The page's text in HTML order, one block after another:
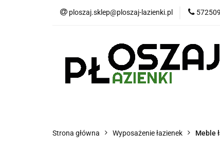
ploszaj.sklep@ploszaj-lazienki.pl
Płytki
Wyposażenie
Strona główna Wyposażenie łazienek Meble